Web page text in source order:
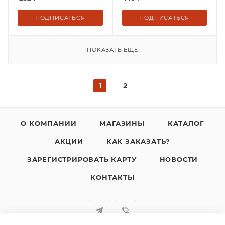
ПОДПИСАТЬСЯ ПОДПИСАТЬСЯ
ПОКАЗАТЬ ЕЩЕ
1 2
О КОМПАНИИ МАГАЗИНЫ КАТАЛОГ
АКЦИИ КАК ЗАКАЗАТЬ?
ЗАРЕГИСТРИРОВАТЬ КАРТУ НОВОСТИ
КОНТАКТЫ